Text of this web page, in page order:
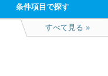
条件項目で探す
すべて見る